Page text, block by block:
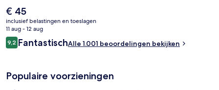
Jumeirah Beach Residence 2.
De
huidige
prijs
is
€ 45
€ 45
inclusief belastingen en toeslagen
11 aug - 12 aug
Beoordelingen
9,29,2 op 10 –
FantastischAlle 1.001 beoordelingen bekijken
Populaire voorzieningen